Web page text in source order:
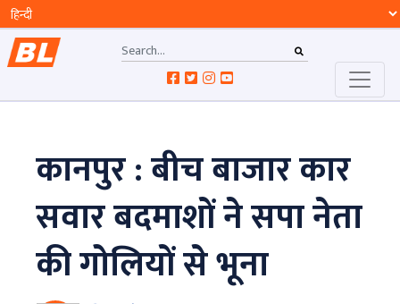
कानपुर : बीच बाजार कार
सवार बदमाशों ने सपा नेता
की गोलियों से भूना